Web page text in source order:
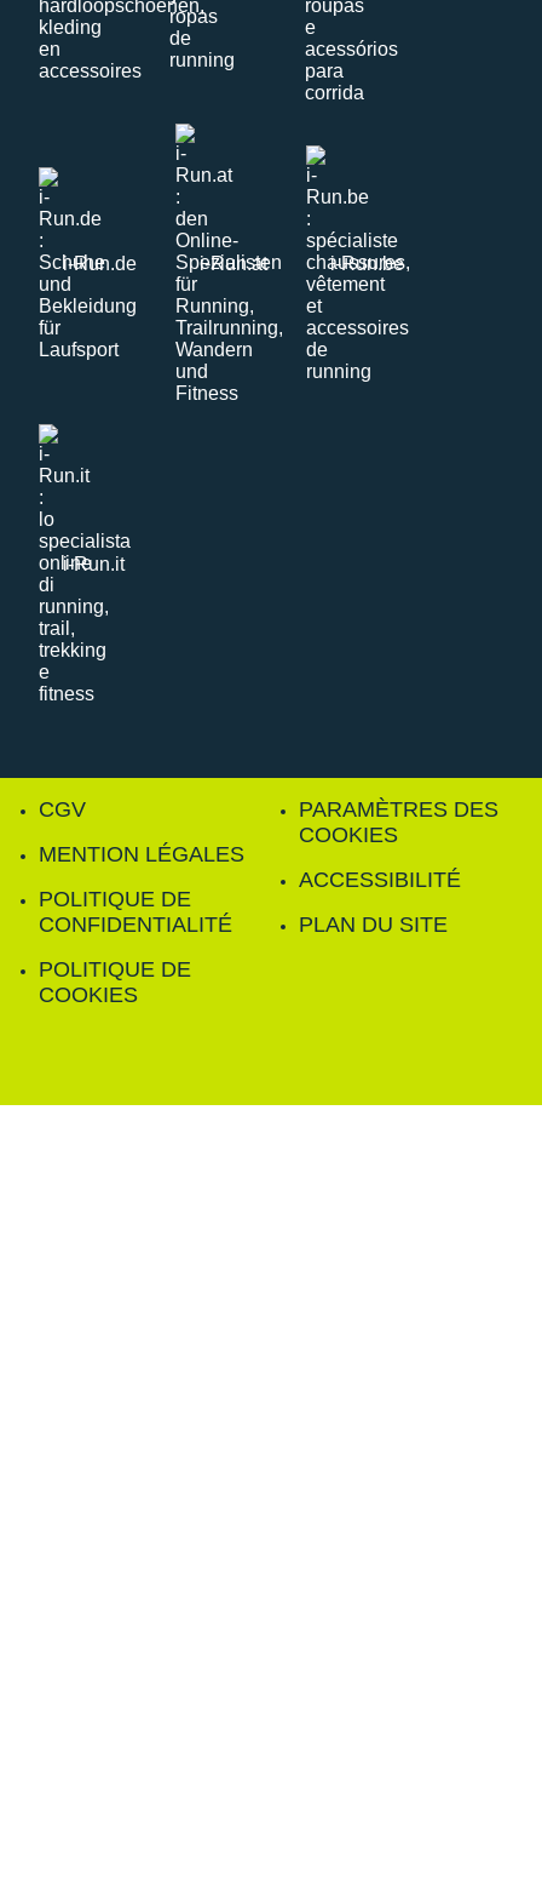
i-Run.de i-Run.at i-Run.be
i-Run.it
CGV
MENTION LÉGALES
POLITIQUE DE
CONFIDENTIALITÉ
POLITIQUE DE
COOKIES
PARAMÈTRES DES
COOKIES
ACCESSIBILITÉ
PLAN DU SITE